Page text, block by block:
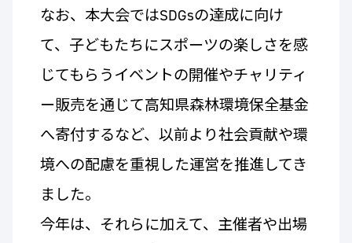
なお、本大会ではSDGsの達成に向け
て、子どもたちにスポーツの楽しさを感
じてもらうイベントの開催やチャリティ
ー販売を通じて高知県森林環境保全基金
へ寄付するなど、以前より社会貢献や環
境への配慮を重視した運営を推進してき
ました。
今年は、それらに加えて、主催者や出場